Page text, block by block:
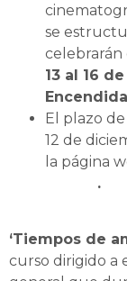
se
celebrarán
13 al 16
Encendida
El plazo
12 de
la página
.
‘Tiempos de
curso dirigido a